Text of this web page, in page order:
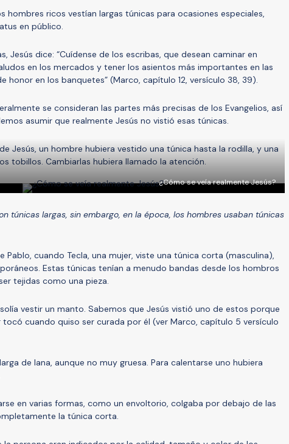
hombres ricos vestían largas túnicas para ocasiones especiales,
en público.
Jesús dice: “Cuídense de los escribas, que desean caminar en
en los mercados y tener los asientos más importantes en las
honor en los banquetes” (Marco, capítulo 12, versículo 38, 39).
se consideran las partes más precisas de los Evangelios, así
asumir que realmente Jesús no vistió esas túnicas.
Jesús, un hombre hubiera vestido una túnica hasta la rodilla, y una
tobillos. Cambiarlas hubiera llamado la atención.
¿Cómo se veía realmente Jesús?
túnicas largas, sin embargo, en la época, los hombres usaban túnicas
Pablo, cuando Tecla, una mujer, viste una túnica corta (masculina),
Estas túnicas tenían a menudo bandas desde los hombros
tejidas como una pieza.
vestir un manto. Sabemos que Jesús vistió uno de estos porque
cuando quiso ser curada por él (ver Marco, capítulo 5 versículo
de lana, aunque no muy gruesa. Para calentarse uno hubiera
en varias formas, como un envoltorio, colgaba por debajo de las
la túnica corta.